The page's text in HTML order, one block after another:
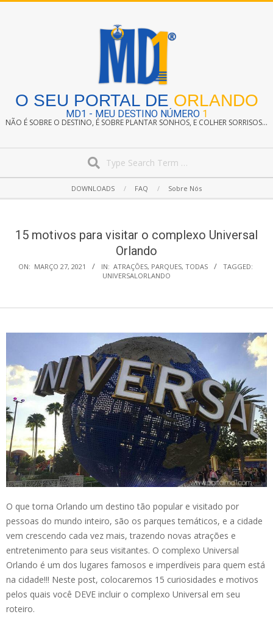
O SEU PORTAL DE ORLANDO
MD1 - MEU DESTINO NÚMERO 1
NÃO É SOBRE O DESTINO, É SOBRE PLANTAR SONHOS, E COLHER SORRISOS...
Navigation
DOWNLOADS FAQ Sobre Nós
15 motivos para visitar o complexo Universal
Orlando
ON: MARÇO 27, 2021 IN: ATRAÇÕES, PARQUES, TODAS
TAGGED:
UNIVERSALORLANDO
O que torna Orlando um destino tão popular e visitado por
pessoas do mundo inteiro, são os parques temáticos, e a cidade
vem crescendo cada vez mais, trazendo novas atrações e
entretenimento para seus visitantes. O complexo Universal
Orlando é um dos lugares famosos e imperdíveis para quem está
na cidade!!! Neste post, colocaremos 15 curiosidades e motivos
pelos quais você DEVE incluir o complexo Universal em seu
roteiro.